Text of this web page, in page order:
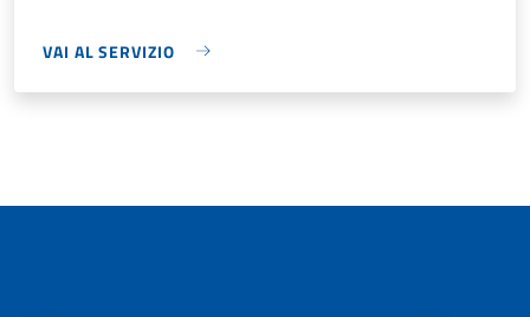
VAI AL SERVIZIO